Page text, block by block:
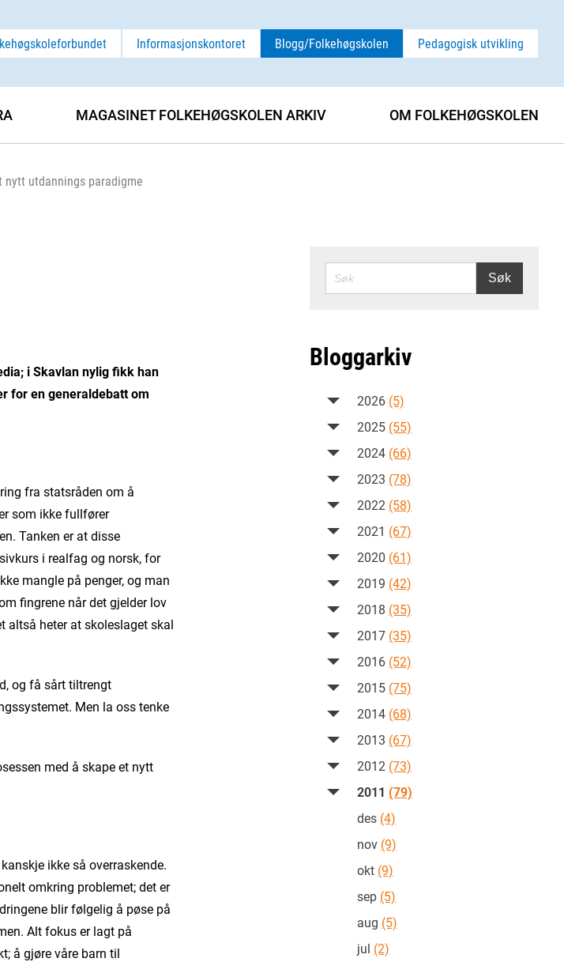
Informasjonskontoret Blogg/Folkehøgskolen Pedagogisk utvikling
nytt utdannings paradigme
MAGASINET FOLKEHØGSKOLEN ARKIV OM FOLKEHØGSKOLEN
i Skavlan nylig fikk han
for en generaldebatt om
fra statsråden om å
som ikke fullfører
Tanken er at disse
i realfag og norsk, for
mangle på penger, og man
fingrene når det gjelder lov
altså heter at skoleslaget skal
og få sårt tiltrengt
Men la oss tenke
med å skape et nytt
ikke så overraskende.
omkring problemet; det er
blir følgelig å pøse på
Alt fokus er lagt på
å gjøre våre barn til
SØK Søk
Bloggarkiv
2026 (5)
2025 (55)
2024 (66)
2023 (78)
2022 (58)
2021 (67)
2020 (61)
2019 (42)
2018 (35)
2017 (35)
2016 (52)
2015 (75)
2014 (68)
2013 (67)
2012 (73)
2011 (79)
des (4)
nov (9)
okt (9)
sep (5)
aug (5)
jul (2)